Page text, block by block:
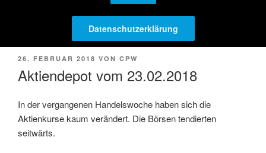
Menü
VERÖFFENTLICHT
26. FEBRUAR 2018 VON CPW
Aktiendepot vom 23.02.2018
In der vergangenen Handelswoche haben sich die
Aktienkurse kaum verändert. Die Börsen tendierten
seitwärts.
Datenschutzerklärung